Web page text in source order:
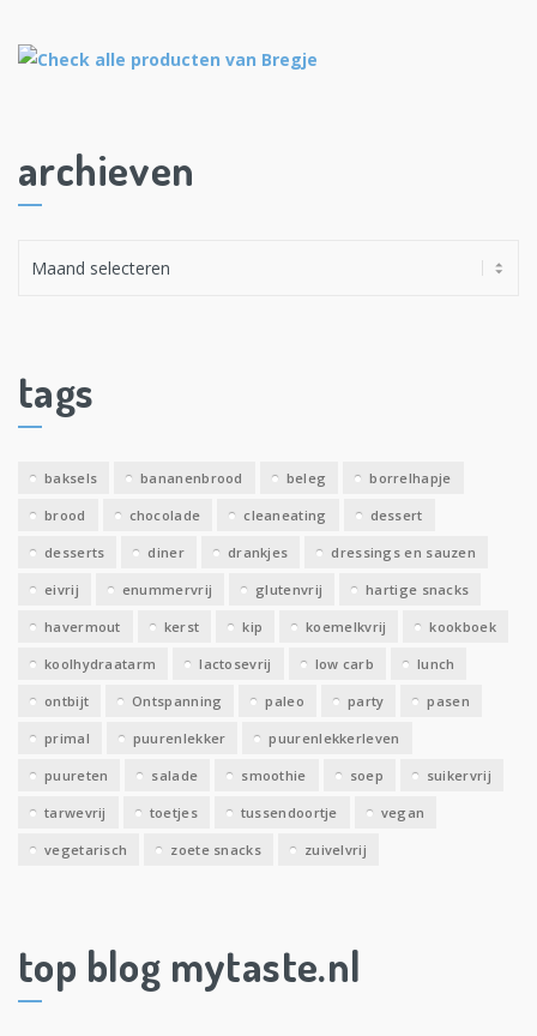
archieven
e
v
tags
baksels bananenbrood beleg borrelhapje
brood chocolade cleaneating dessert
desserts diner drankjes dressings en sauzen
eivrij enummervrij glutenvrij hartige snacks
havermout kerst kip koemelkvrij kookboek
koolhydraatarm lactosevrij low carb lunch
ontbijt Ontspanning paleo party pasen
primal puurenlekker puurenlekkerleven
puureten salade smoothie soep suikervrij
tarwevrij toetjes tussendoortje vegan
vegetarisch zoete snacks zuivelvrij
top blog mytaste.nl